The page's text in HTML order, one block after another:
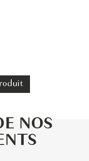
NOS